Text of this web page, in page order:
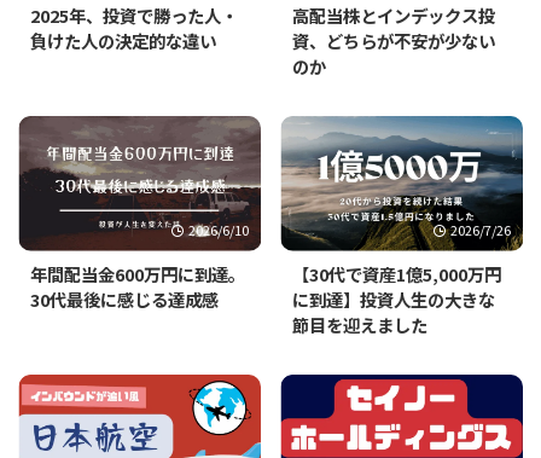
2025年、投資で勝った人・
負けた人の決定的な違い
高配当株とインデックス投
資、どちらが不安が少ない
のか
2026/6/10
年間配当金600万円に到達。
30代最後に感じる達成感
2026/7/26
【30代で資産1億5,000万円
に到達】投資人生の大きな
節目を迎えました